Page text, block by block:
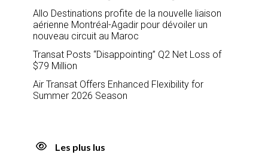
Allo Destinations profite de la nouvelle liaison
aérienne Montréal-Agadir pour dévoiler un
nouveau circuit au Maroc
Transat Posts “Disappointing” Q2 Net Loss of
$79 Million
Air Transat Offers Enhanced Flexibility for
Summer 2026 Season
Les plus lus